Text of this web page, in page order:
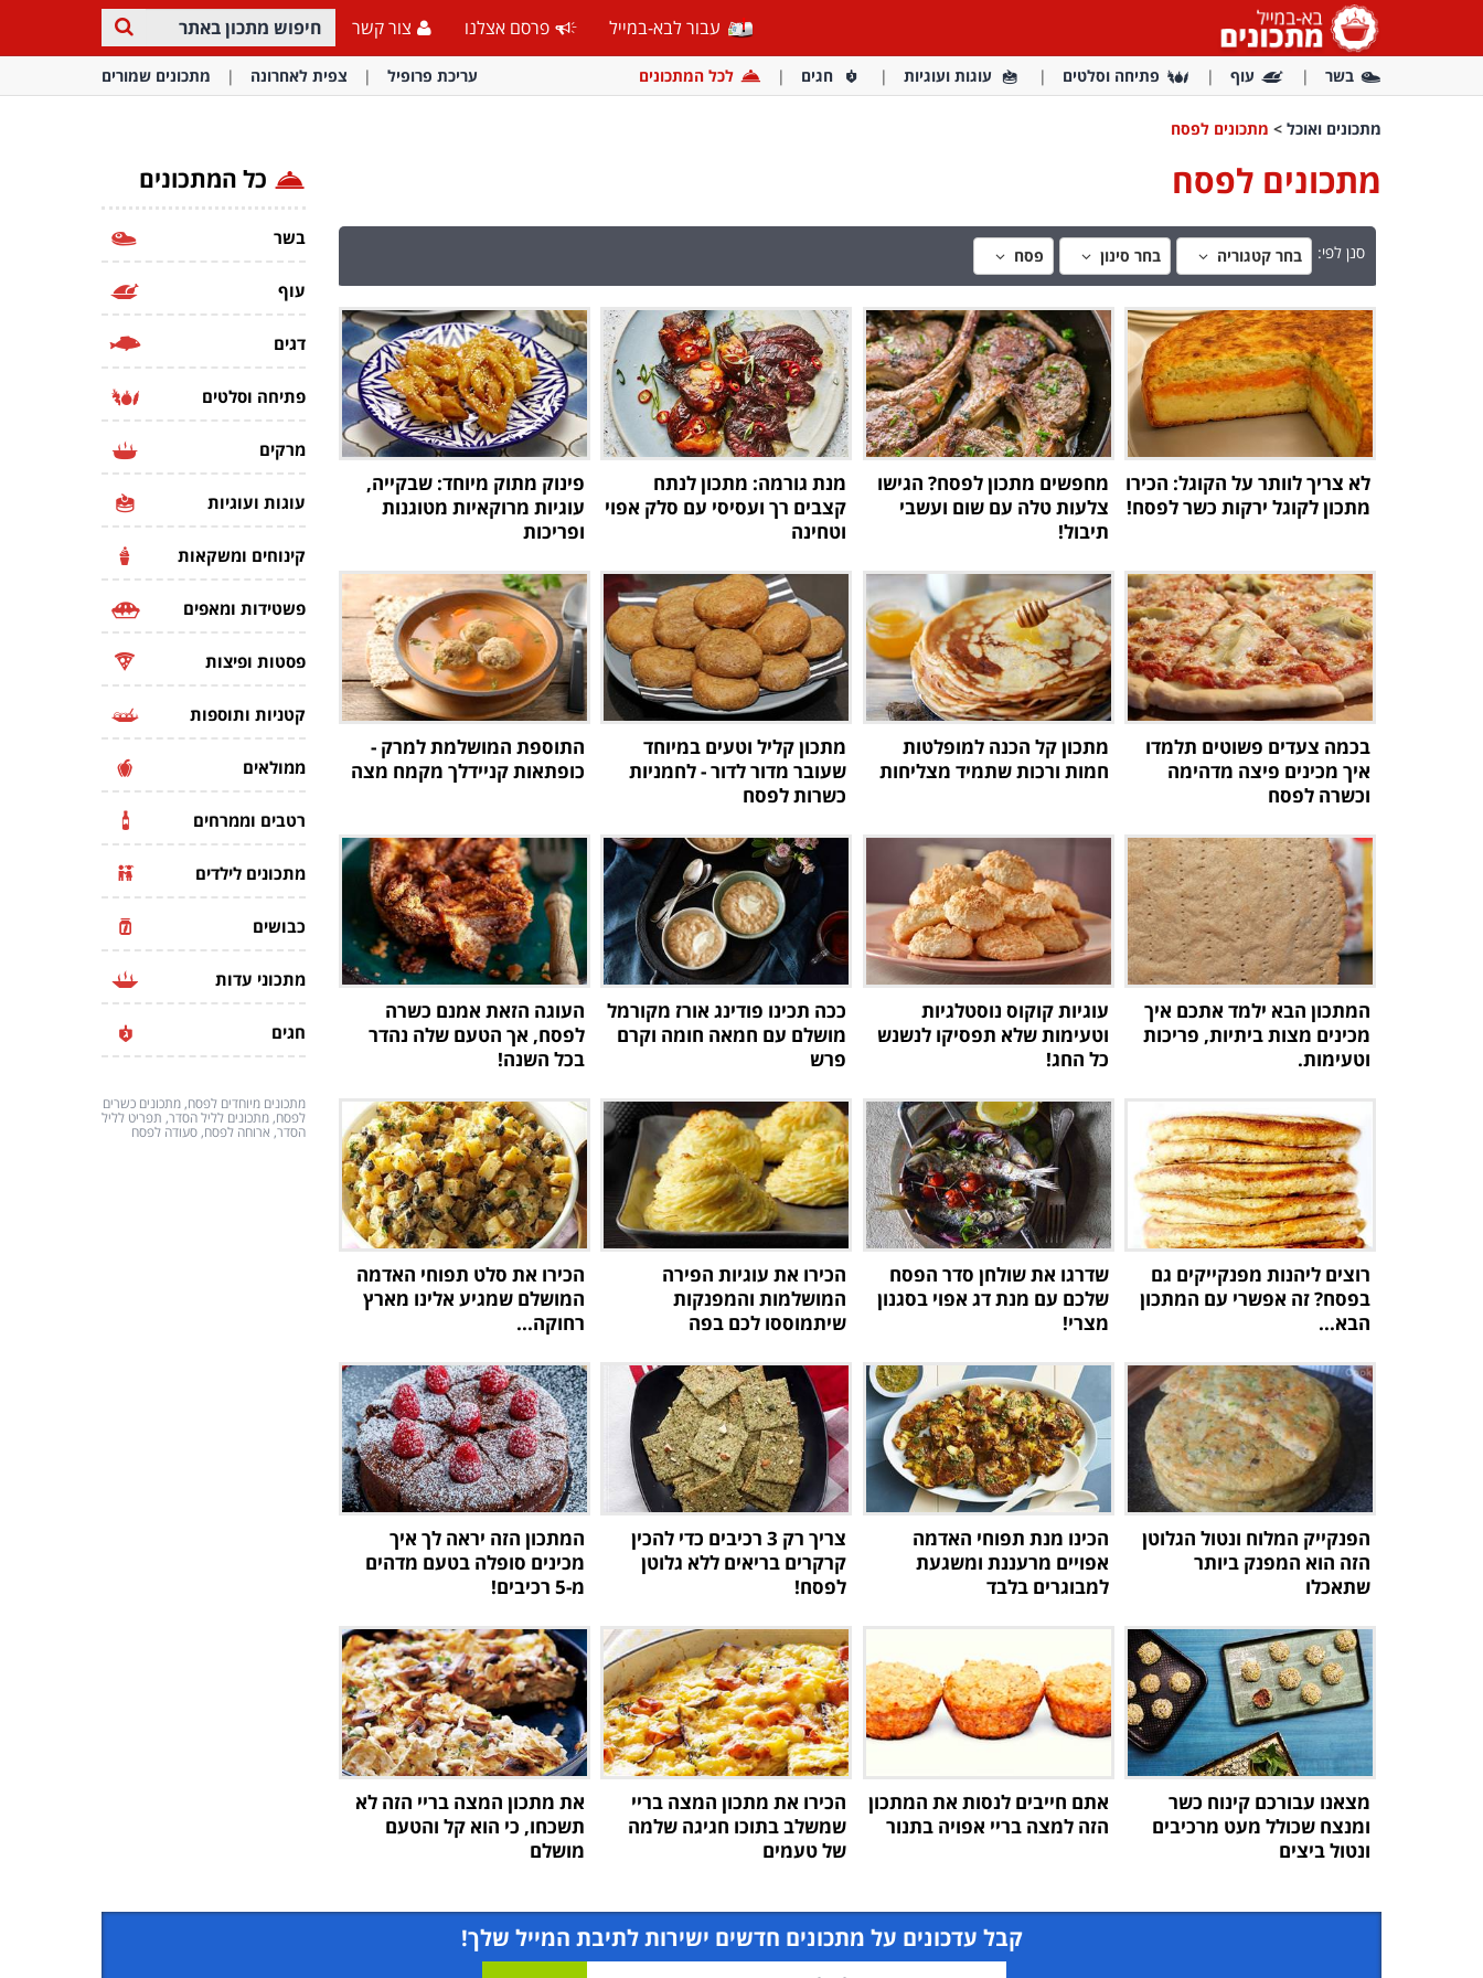
עבור לבא-במייל פרסם אצלנו צור קשר
בשר עוף פתיחה וסלטים עוגות ועוגיות חגים לכל המתכונים עריכת פרופיל צפית לאחרונה מתכונים שמורים
מתכונים ואוכל > מתכונים לפסח
מתכונים לפסח
סנן לפי: בחר קטגוריה בחר סינון פסח
לא צריך לוותר על הקוגל: הכירו
מתכון לקוגל ירקות כשר לפסח!
מחפשים מתכון לפסח? הגישו
צלעות טלה עם שום ועשבי
תיבול!
מנת גורמה: מתכון לנתח
קצבים רך ועסיסי עם סלק אפוי
וטחינה
פינוק מתוק מיוחד: שבקייה,
עוגיות מרוקאיות מטוגנות
ופריכות
בכמה צעדים פשוטים תלמדו
איך מכינים פיצה מדהימה
וכשרה לפסח
מתכון קל הכנה למופלטות
חמות ורכות שתמיד מצליחות
מתכון קליל וטעים במיוחד
שעובר מדור לדור - לחמניות
כשרות לפסח
התוספת המושלמת למרק -
כופתאות קניידלך מקמח מצה
המתכון הבא ילמד אתכם איך
מכינים מצות ביתיות, פריכות
וטעימות.
עוגיות קוקוס נוסטלגיות
וטעימות שלא תפסיקו לנשנש
כל החג!
ככה תכינו פודינג אורז מקורמל
מושלם עם חמאה חומה וקרם
פרש
העוגה הזאת אמנם כשרה
לפסח, אך הטעם שלה נהדר
בכל השנה!
רוצים ליהנות מפנקייקים גם
בפסח? זה אפשרי עם המתכון
הבא...
שדרגו את שולחן סדר הפסח
שלכם עם מנת דג אפוי בסגנון
מצרי!
הכירו את עוגיות הפירה
המושלמות והמפנקות
שיתמוססו לכם בפה
הכירו את סלט תפוחי האדמה
המושלם שמגיע אלינו מארץ
רחוקה...
הפנקייק המלוח ונטול הגלוטן
הזה הוא המפנק ביותר
שתאכלו
הכינו מנת תפוחי האדמה
אפויים מרעננת ומשגעת
למבוגרים בלבד
צריך רק 3 רכיבים כדי להכין
קרקרים בריאים ללא גלוטן
לפסח!
המתכון הזה יראה לך איך
מכינים סופלה בטעם מדהים
מ-5 רכיבים!
מצאנו עבורכם קינוח כשר
ומנצח שכולל מעט מרכיבים
ונטול ביצים
אתם חייבים לנסות את המתכון
הזה למצה בריי אפויה בתנור
הכירו את מתכון המצה בריי
שמשלב בתוכו חגיגה שלמה
של טעמים
את מתכון המצה בריי הזה לא
תשכחו, כי הוא קל והטעם
מושלם
כל המתכונים
בשר
עוף
דגים
פתיחה וסלטים
מרקים
עוגות ועוגיות
קינוחים ומשקאות
פשטידות ומאפים
פסטות ופיצות
קטניות ותוספות
ממולאים
רטבים וממרחים
מתכונים לילדים
כבושים
מתכוני עדות
חגים
מתכונים מיוחדים לפסח, מתכונים כשרים
לפסח, מתכונים לליל הסדר, תפריט לליל
הסדר, ארוחה לפסח, סעודה לפסח
קבל עדכונים על מתכונים חדשים ישירות לתיבת המייל שלך!